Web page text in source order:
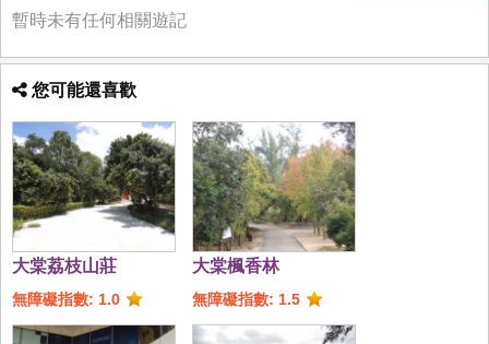
暫時未有任何相關遊記
您可能還喜歡
大棠荔枝山莊
無障礙指數: 1.0
大棠楓香林
無障礙指數: 1.5